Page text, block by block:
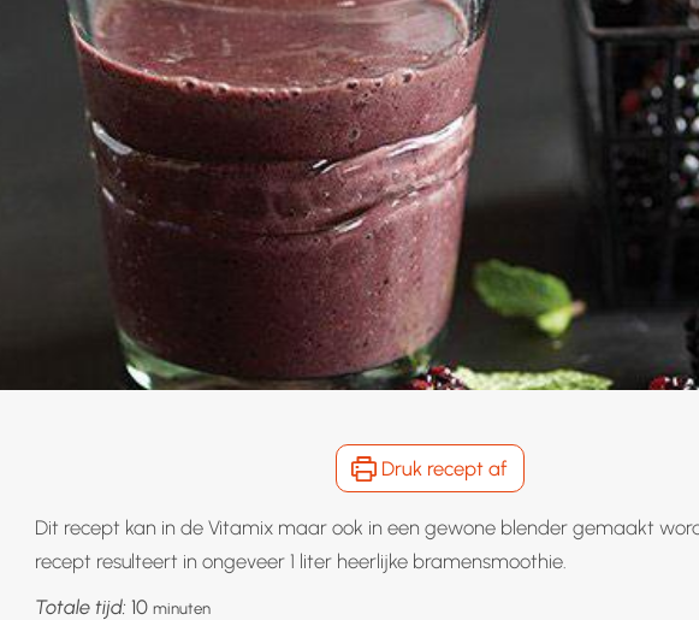
Druk recept af
Dit recept kan in de Vitamix maar ook in een gewone blender gemaakt
recept resulteert in ongeveer 1 liter heerlijke bramensmoothie.
Totale tijd: 10minuten
minuten